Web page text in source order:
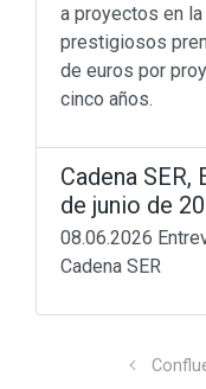
a proyectos en
prestigiosos
de euros por
cinco años.
Cadena SER,
de junio de
08.06.2026
Cadena SER